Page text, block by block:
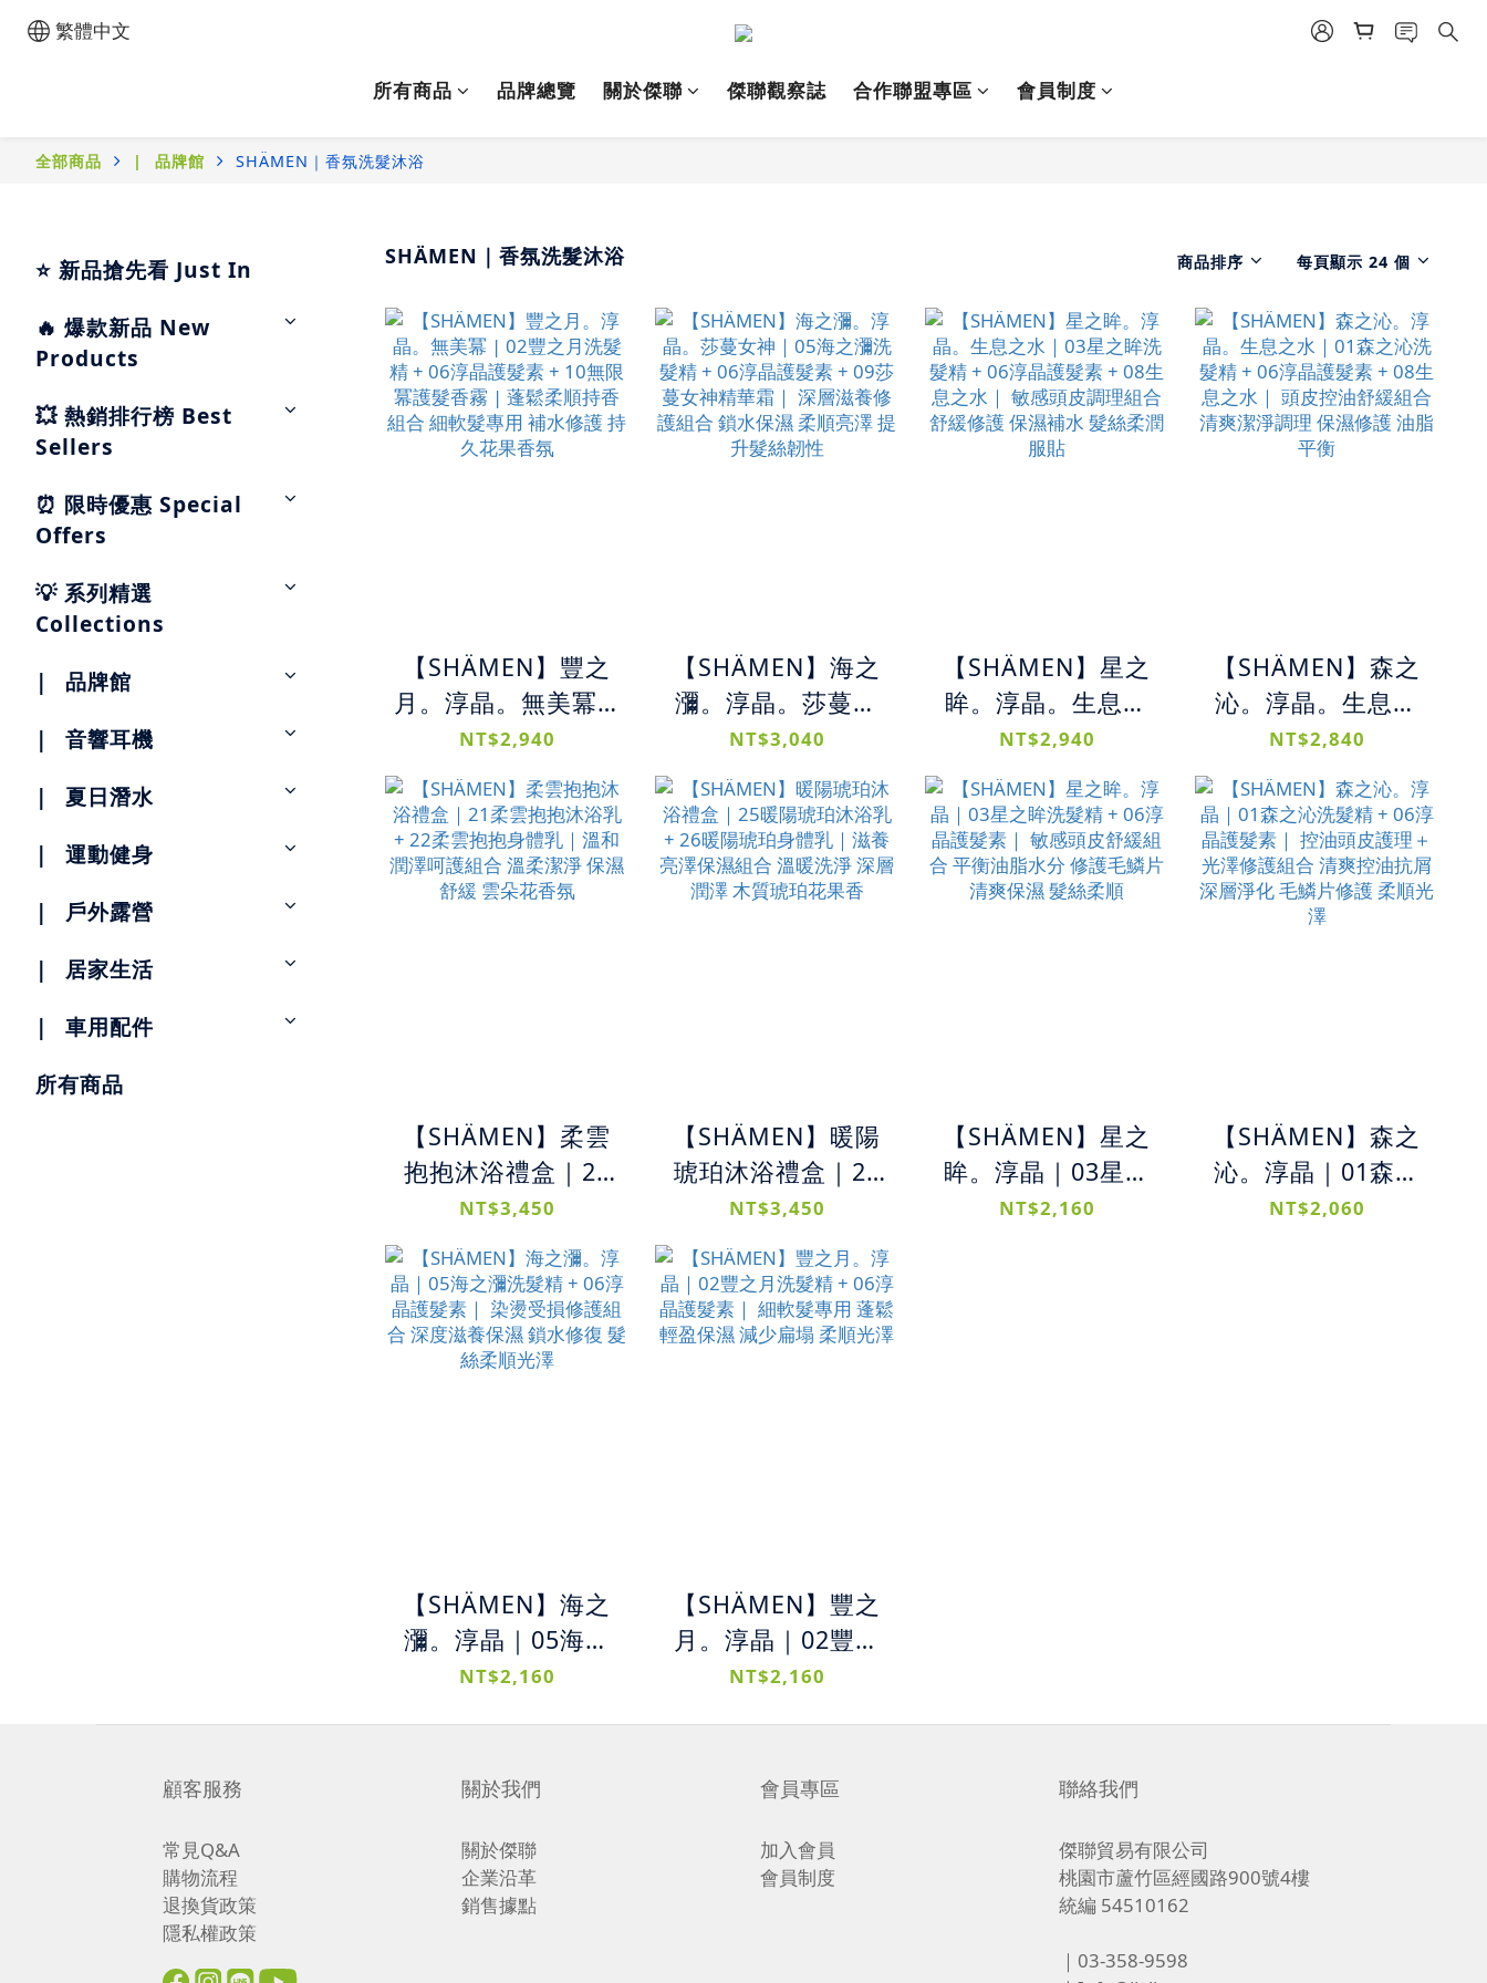
繁體中文
所有商品 品牌總覽 關於傑聯 傑聯觀察誌 合作聯盟專區 會員制度
全部商品 |⠀品牌館 SHÄMEN｜香氛洗髮沐浴
⭐ 新品搶先看 Just In
🔥 爆款新品 New
Products
💥 熱銷排行榜 Best
Sellers
⏰ 限時優惠 Special
Offers
💡 系列精選
Collections
|⠀品牌館
|⠀音響耳機
|⠀夏日潛水
|⠀運動健身
|⠀戶外露營
|⠀居家生活
|⠀車用配件
所有商品
SHÄMEN｜香氛洗髮沐浴 商品排序 每頁顯示 24 個
【SHÄMEN】豐之
月。淳晶。無美冪 |
02豐之月洗髮精 +
06淳晶護髮素 + 10
無限冪護髮香霧 |
蓬鬆柔順持香組合
細軟髮專用 補水修
NT$2,940
【SHÄMEN】海之
瀰。淳晶。莎蔓女
神｜05海之瀰洗髮
精 + 06淳晶護髮素
+ 09莎蔓女神精華
霜｜ 深層滋養修護
組合 鎖水保濕 柔順
NT$3,040
【SHÄMEN】星之
眸。淳晶。生息之
水｜03星之眸洗髮
精 + 06淳晶護髮素
+ 08生息之水｜ 敏
感頭皮調理組合 舒
緩修護 保濕補水 髮
NT$2,940
【SHÄMEN】森之
沁。淳晶。生息之
水｜01森之沁洗髮
精 + 06淳晶護髮素
+ 08生息之水｜ 頭
皮控油舒緩組合 清
爽潔淨調理 保濕修
護 油脂平衡
NT$2,840
【SHÄMEN】柔雲
抱抱沐浴禮盒｜21
柔雲抱抱沐浴乳 +
22柔雲抱抱身體乳
｜溫和潤澤呵護組
合 溫柔潔淨 保濕舒
緩 雲朵花香氛
NT$3,450
【SHÄMEN】暖陽
琥珀沐浴禮盒｜25
暖陽琥珀沐浴乳 +
26暖陽琥珀身體乳
｜滋養亮澤保濕組
合 溫暖洗淨 深層潤
澤 木質琥珀花果香
NT$3,450
【SHÄMEN】星之
眸。淳晶｜03星之
眸洗髮精 + 06淳晶
NT$2,160
【SHÄMEN】森之
沁。淳晶｜01森之
沁洗髮精 + 06淳晶
NT$2,060
【SHÄMEN】海之
瀰。淳晶｜05海之
瀰洗髮精 + 06淳晶
保濕 鎖水修復 髮絲
NT$2,160
【SHÄMEN】豐之
月。淳晶｜02豐之
月洗髮精 + 06淳晶
少扁塌 柔順光澤
NT$2,160
顧客服務
常見Q&A
購物流程
退換貨政策
隱私權政策
關於我們
關於傑聯
企業沿革
銷售據點
會員專區
加入會員
會員制度
聯絡我們
傑聯貿易有限公司
桃園市蘆竹區經國路900號4樓
統編 54510162
｜03-358-9598